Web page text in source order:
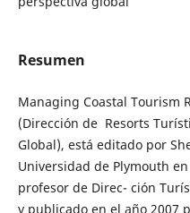
Resumen
Managing Coastal Tourism
(Dirección de Resorts
Global), está editado por
Universidad de Plymouth
profesor de Direc- ción
y publicado en el año 2007